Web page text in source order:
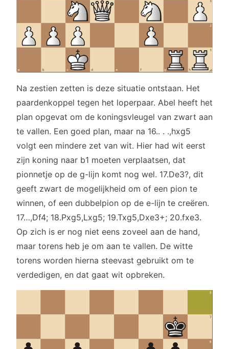
Na zestien zetten is deze situatie ontstaan. Het
paardenkoppel tegen het loperpaar. Abel heeft het
plan opgevat om de koningsvleugel van zwart aan
te vallen. Een goed plan, maar na 16.. . .,hxg5
volgt een mindere zet van wit. Hier had wit eerst
zijn koning naar b1 moeten verplaatsen, dat
pionnetje op de g-lijn komt nog wel. 17.De3?, dit
geeft zwart de mogelijkheid om of een pion te
winnen, of een dubbelpion op de e-lijn te creëren.
17…,Df4; 18.Pxg5,Lxg5; 19.Txg5,Dxe3+; 20.fxe3.
Op zich is er nog niet eens zoveel aan de hand,
maar torens heb je om aan te vallen. De witte
torens worden hierna steevast gebruikt om te
verdedigen, en dat gaat wit opbreken.